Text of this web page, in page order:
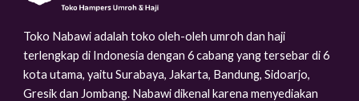
Toko Nabawi adalah toko oleh-oleh umroh dan haji
terlengkap di Indonesia dengan 6 cabang yang tersebar di 6
kota utama, yaitu Surabaya, Jakarta, Bandung, Sidoarjo,
Gresik dan Jombang. Nabawi dikenal karena menyediakan